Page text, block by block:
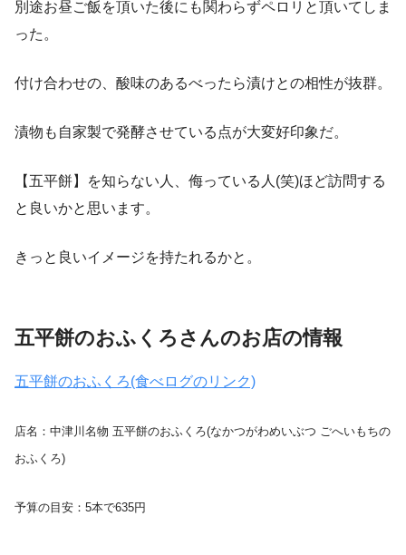
別途お昼ご飯を頂いた後にも関わらずペロリと頂いてしま
った。
付け合わせの、酸味のあるべったら漬けとの相性が抜群。
漬物も自家製で発酵させている点が大変好印象だ。
【五平餅】を知らない人、侮っている人(笑)ほど訪問する
と良いかと思います。
きっと良いイメージを持たれるかと。
五平餅のおふくろさんのお店の情報
五平餅のおふくろ(食べログのリンク)
店名：中津川名物 五平餅のおふくろ(なかつがわめいぶつ ごへいもちの
おふくろ)
予算の目安：5本で635円